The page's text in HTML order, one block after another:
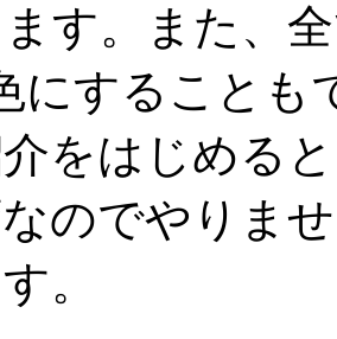
す。また、
にすることも
をはじめる
のでやりま
。